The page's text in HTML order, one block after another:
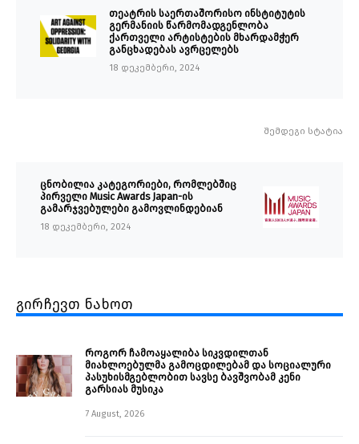
თეატრის საერთაშორისო ინსტიტუტის
გერმანიის წარმომადგენლობა
ქართველი არტისტების მხარდამჭერ
განცხადებას ავრცელებს
18 დეკემბერი, 2024
შემდეგი სტატია
ცნობილია კატეგორიები, რომლებშიც
პირველი Music Awards Japan-ის
გამარჯვებულები გამოვლინდებიან
18 დეკემბერი, 2024
გირჩევთ ნახოთ
როგორ ჩამოაყალიბა სიკვდილთან
მიახლოებულმა გამოცდილებამ და სოციალური
პასუხისმგებლობით სავსე ბავშვობამ კენი
გარსიას მუსიკა
7 August, 2026